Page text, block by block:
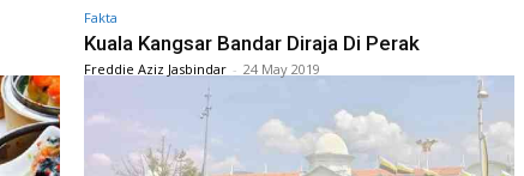
Fakta
Kuala Kangsar Bandar Diraja Di Perak
Freddie Aziz Jasbindar - 24 May 2019